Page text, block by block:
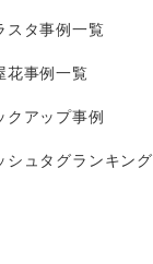
スタ事例一覧
花事例一覧
クアップ事例
シュタグランキング